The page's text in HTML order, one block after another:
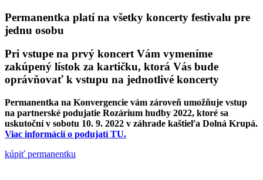
Permanentka platí na všetky koncerty festivalu pre
jednu osobu
Pri vstupe na prvý koncert Vám vymeníme
zakúpený lístok za kartičku, ktorá Vás bude
oprávňovať k vstupu na jednotlivé koncerty
Permanentka na Konvergencie vám zároveň umožňuje vstup
na partnerské podujatie Rozárium hudby 2022, ktoré sa
uskutoční v sobotu 10. 9. 2022 v záhrade kaštieľa Dolná Krupá.
Viac informácií o podujatí TU.
kúpiť permanentku